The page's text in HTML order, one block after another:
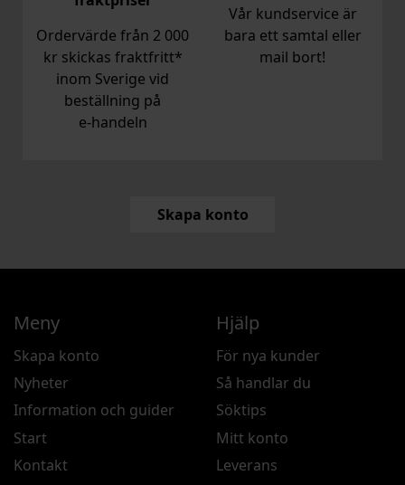
Ordervärde från 2 000
kr skickas fraktfritt*
inom Sverige vid
beställning på
e‑handeln
Vår kundservice är
bara ett samtal eller
mail bort!
Skapa konto
Meny
Skapa konto
Nyheter
Information och guider
Start
Kontakt
Hjälp
För nya kunder
Så handlar du
Söktips
Mitt konto
Leverans